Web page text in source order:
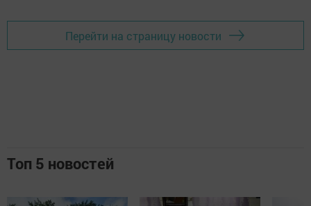
Перейти на страницу новости
Топ 5 новостей